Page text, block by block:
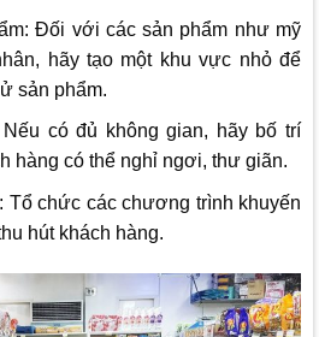
Đối với các sản phẩm như mỹ
hãy tạo một khu vực nhỏ để
sản phẩm.
có đủ không gian, hãy bố trí
hàng có thể nghỉ ngơi, thư giãn.
Tổ chức các chương trình khuyến
hút khách hàng.